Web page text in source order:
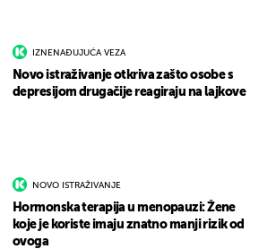
IZNENAĐUJUĆA VEZA
Novo istraživanje otkriva zašto osobe s
depresijom drugačije reagiraju na lajkove
NOVO ISTRAŽIVANJE
Hormonska terapija u menopauzi: Žene
koje je koriste imaju znatno manji rizik od
ovoga